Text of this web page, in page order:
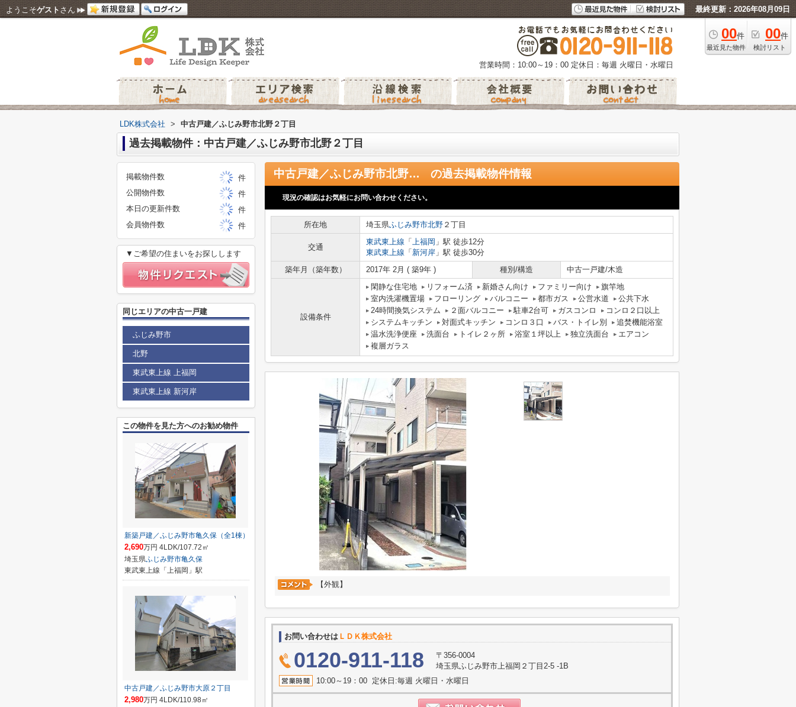
ようこそゲスト さん 最終更新：2026年08月09日
00件
最近見た物件
00件
検討リスト
営業時間：10:00～19：00 定休日：毎週 火曜日・水曜日
LDK株式会社 > 中古戸建／ふじみ野市北野２丁目
過去掲載物件：中古戸建／ふじみ野市北野２丁目
中古戸建／ふじみ野市北野２丁目 の過去掲載物件情報
現況の確認はお気軽にお問い合わせください。
所在地 埼玉県ふじみ野市北野 ２丁目
交通
東武東上線 「 上福岡 」駅 徒歩12分
東武東上線 「 新河岸 」駅 徒歩30分
築年月（築年数）
2017年 2月 ( 築9年 ) 種別/構造 中古一戸建/木造
設備条件
閑静な住宅地 リフォーム済 新婚さん向け ファミリー向け
旗竿地
室内洗濯機置場
フローリング バルコニー 都市ガス 公営水道
公共下水
24時間換気システム
２面バルコニー 駐車2台可 ガスコンロ
コンロ２口以上
システムキッチン
対面式キッチン コンロ３口 バス・トイレ別
追焚機能浴室
温水洗浄便座
洗面台 トイレ２ヶ所 浴室１坪以上 独立洗面台
エアコン
複層ガラス
【外観】
お問い合わせは ＬＤＫ株式会社
0120-911-118
〒356-0004
埼玉県ふじみ野市上福岡２丁目2-5 -1B
10:00～19：00 定休日:毎週 火曜日・水曜日
掲載物件数
件
公開物件数
件
本日の更新件数
件
会員物件数
件
▼ご希望の住まいをお探しします
同じエリアの中古一戸建
ふじみ野市
北野
東武東上線 上福岡
東武東上線 新河岸
この物件を見た方へのお勧め物件
新築戸建／ふじみ野市亀久保（全1棟）
2,690万円 4LDK/107.72㎡
埼玉県ふじみ野市亀久保
東武東上線「上福岡」駅
中古戸建／ふじみ野市大原２丁目
2,980万円 4LDK/110.98㎡